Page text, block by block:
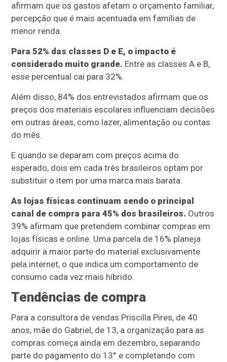
afirmam que os gastos afetam o orçamento familiar,
percepção que é mais acentuada em famílias de
menor renda.
Para 52% das classes D e E, o impacto é
considerado muito grande. Entre as classes A e B,
esse percentual cai para 32%.
Além disso, 84% dos entrevistados afirmam que os
preços dos materiais escolares influenciam decisões
em outras áreas, como lazer, alimentação ou contas
do mês.
E quando se deparam com preços acima do
esperado, dois em cada três brasileiros optam por
substituir o item por uma marca mais barata.
As lojas físicas continuam sendo o principal
canal de compra para 45% dos brasileiros. Outros
39% afirmam que pretendem combinar compras em
lojas físicas e online. Uma parcela de 16% planeja
adquirir a maior parte do material exclusivamente
pela internet, o que indica um comportamento de
consumo cada vez mais híbrido.
Tendências de compra
Para a consultora de vendas Priscilla Pires, de 40
anos, mãe do Gabriel, de 13, a organização para as
compras começa ainda em dezembro, separando
parte do pagamento do 13° e completando com